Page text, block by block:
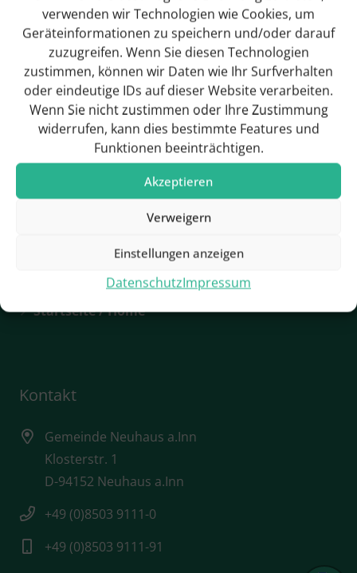
verwenden wir Technologien wie Cookies, um
Geräteinformationen zu speichern und/oder darauf
zuzugreifen. Wenn Sie diesen Technologien
zustimmen, können wir Daten wie Ihr Surfverhalten
oder eindeutige IDs auf dieser Website verarbeiten.
Wenn Sie nicht zustimmen oder Ihre Zustimmung
widerrufen, kann dies bestimmte Features und
Funktionen beeinträchtigen.
Akzeptieren
Verweigern
Einstellungen anzeigen
DatenschutzImpressum
Bürgermeister
Gemeinderat
Geschichte
Hotels & Pensionen
Rathaus / Ansprechpartner
Rathaus / Öffnungszeiten
Sehenswürdigkeiten
Städtebauförderung
Startseite / Home
Kontakt
Gemeinde Neuhaus a.Inn
Klosterstr. 1
D-94152 Neuhaus a.Inn
+49 (0)8503 9111-0
+49 (0)8503 9111-91